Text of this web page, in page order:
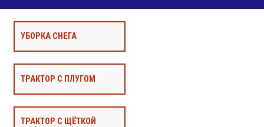
УБОРКА СНЕГА
ТРАКТОР С ПЛУГОМ
ТРАКТОР С ЩЁТКОЙ